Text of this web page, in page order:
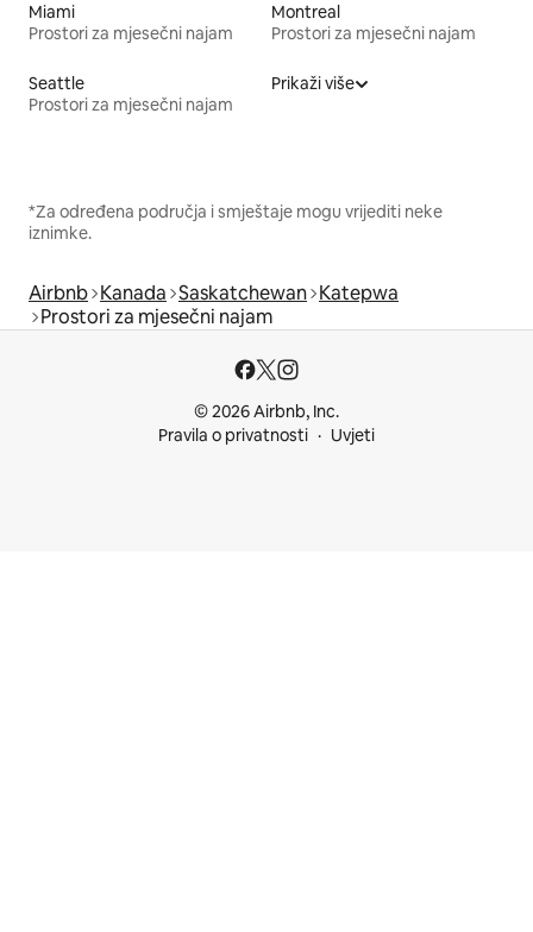
Miami
Prostori za mjesečni najam
Montreal
Prostori za mjesečni najam
Seattle
Prostori za mjesečni najam
Prikaži više
*Za određena područja i smještaje mogu vrijediti neke
iznimke.
Airbnb Kanada Saskatchewan Katepwa
Prostori za mjesečni najam
© 2026 Airbnb, Inc.
Pravila o privatnosti
Uvjeti